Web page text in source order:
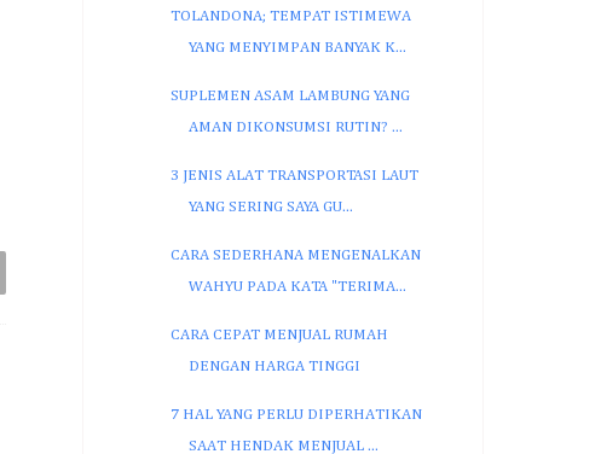
TOLANDONA; TEMPAT ISTIMEWA
YANG MENYIMPAN BANYAK K...
SUPLEMEN ASAM LAMBUNG YANG
AMAN DIKONSUMSI RUTIN? ...
3 JENIS ALAT TRANSPORTASI LAUT
YANG SERING SAYA GU...
CARA SEDERHANA MENGENALKAN
WAHYU PADA KATA "TERIMA...
CARA CEPAT MENJUAL RUMAH
DENGAN HARGA TINGGI
7 HAL YANG PERLU DIPERHATIKAN
SAAT HENDAK MENJUAL ...